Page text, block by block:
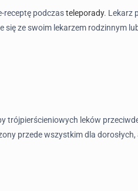
receptę podczasteleporady. Lekarz
ze swoim lekarzem rodzinnym
trójpierścieniowych leków
przede wszystkim dla